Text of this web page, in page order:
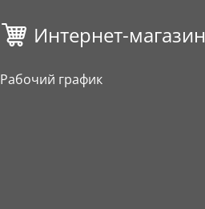
Интернет-магазин
Рабочий график